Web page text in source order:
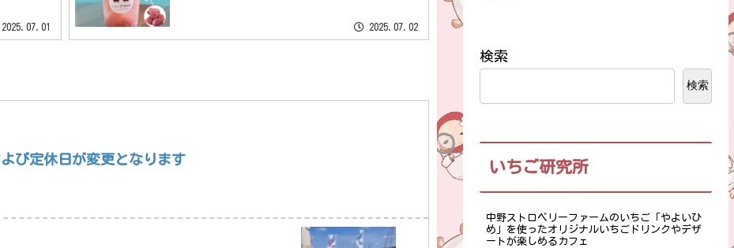
2025.07.02
び定休日が変更となります
検索
検索
いちご研究所
中野ストロベリーファームのいちご「やよいひ
め」を使ったオリジナルいちごドリンクやデザ
ートが楽しめるカフェ